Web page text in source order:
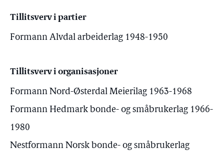
Tillitsverv i partier
Formann Alvdal arbeiderlag 1948-1950
Tillitsverv i organisasjoner
Formann Nord-Østerdal Meierilag 1963-1968
Formann Hedmark bonde- og småbrukerlag 1966-
1980
Nestformann Norsk bonde- og småbrukerlag